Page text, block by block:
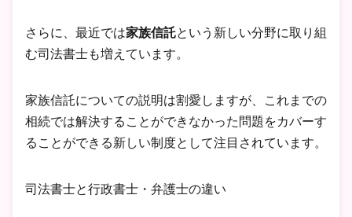
さらに、最近では家族信託という新しい分野に取り組
む司法書士も増えています。
家族信託についての説明は割愛しますが、これまでの
相続では解決することができなかった問題をカバーす
ることができる新しい制度として注目されています。
司法書士と行政書士・弁護士の違い